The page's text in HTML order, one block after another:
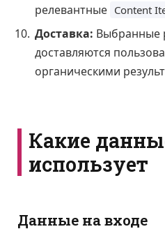
релевантные Content
Доставка: Выбранные
доставляются
органическими
Какие
использует
Данные на входе